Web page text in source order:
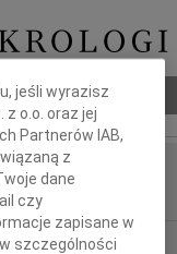
jeśli wyrazisz
z o.o. oraz jej
Partnerów IAB,
z
dane
czy
zapisane w
szczególności